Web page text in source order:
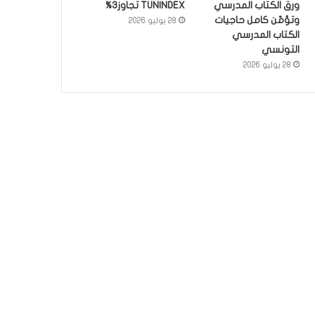
ورق الكتاب المدرسي
وتؤمّن كامل حاجيات
الكتاب المدرسي
التونسي
28 يوليو 2026
TUNINDEX تجاوز3%
28 يوليو 2026